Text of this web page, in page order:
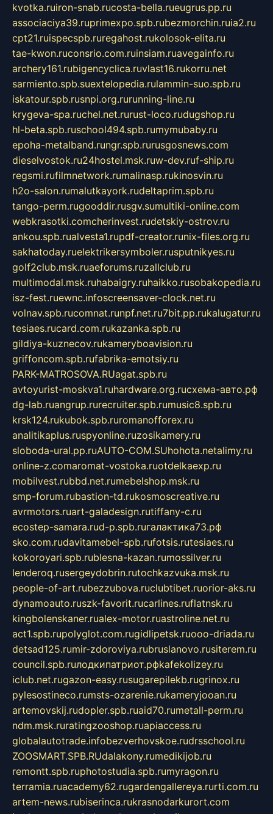
kvotka.ruiron-snab.rucosta-bella.rueugrus.pp.ru
associaciya39.ruprimexpo.spb.rubezmorchin.ruia2.ru
cpt21.ruispecspb.ruregahost.rukolosok-elita.ru
tae-kwon.ruconsrio.com.ruinsiam.ruavegainfo.ru
archery161.rubigencyclica.ruvlast16.rukorru.net
sarmiento.spb.suextelopedia.rulammin-suo.spb.ru
iskatour.spb.rusnpi.org.rurunning-line.ru
krygeva-spa.ruchel.net.rurust-loco.rudugshop.ru
hl-beta.spb.ruschool494.spb.rumymubaby.ru
epoha-metalband.rungr.spb.rurusgosnews.com
dieselvostok.ru24hostel.msk.ruw-dev.ruf-ship.ru
regsmi.rufilmnetwork.rumalinasp.rukinosvin.ru
h2o-salon.rumalutkayork.rudeltaprim.spb.ru
tango-perm.rugooddir.rusgv.sumultiki-online.com
webkrasotki.comcherinvest.rudetskiy-ostrov.ru
ankou.spb.rualvesta1.rupdf-creator.runix-files.org.ru
sakhatoday.ruelektrikersymboler.rusputnikyes.ru
golf2club.msk.ruaeforums.ruzallclub.ru
multimodal.msk.ruhabaigry.ruhaikko.rusobakopedia.ru
isz-fest.ruewnc.infoscreensaver-clock.net.ru
volnav.spb.rucomnat.runpf.net.ru7bit.pp.rukalugatur.ru
tesiaes.rucard.com.rukazanka.spb.ru
gildiya-kuznecov.rukameryboavision.ru
griffoncom.spb.rufabrika-emotsiy.ru
PARK-MATROSOVA.RUagat.spb.ru
avtoyurist-moskva1.ruhardware.org.ruсхема-авто.рф
dg-lab.ruangrup.rurecruiter.spb.rumusic8.spb.ru
krsk124.rukubok.spb.ruromanofforex.ru
analitikaplus.ruspyonline.ruzosikamery.ru
sloboda-ural.pp.ruAUTO-COM.SUhohota.netalimy.ru
online-z.comaromat-vostoka.ruotdelkaexp.ru
mobilvest.rubbd.net.rumebelshop.msk.ru
smp-forum.rubastion-td.rukosmoscreative.ru
avrmotors.ruart-galadesign.rutiffany-c.ru
ecostep-samara.rud-p.spb.ruгалактика73.рф
sko.com.rudavitamebel-spb.rufotsis.rutesiaes.ru
kokoroyari.spb.rublesna-kazan.rumossilver.ru
lenderoq.rusergeydobrin.rutochkazvuka.msk.ru
people-of-art.rubezzubova.ruclubtibet.ruorior-aks.ru
dynamoauto.ruszk-favorit.rucarlines.ruflatnsk.ru
kingbolenskaner.rualex-motor.ruastroline.net.ru
act1.spb.rupolyglot.com.rugidlipetsk.ruooo-driada.ru
detsad125.rumir-zdoroviya.rubruslanovo.rusiterem.ru
council.spb.ruлодкипатриот.рфkafekolizey.ru
iclub.net.rugazon-easy.rusugarepilekb.rugrinox.ru
pylesostineco.rumsts-ozarenie.rukameryjooan.ru
artemovskij.rudopler.spb.ruaid70.rumetall-perm.ru
ndm.msk.ruratingzooshop.ruapiaccess.ru
globalautotrade.infobezverhovskoe.rudrsschool.ru
ZOOSMART.SPB.RUdalakony.rumedikijob.ru
remontt.spb.ruphotostudia.spb.rumyragon.ru
terramia.ruacademy62.rugardengallereya.rurti.com.ru
artem-news.rubiserinca.rukrasnodarkurort.com